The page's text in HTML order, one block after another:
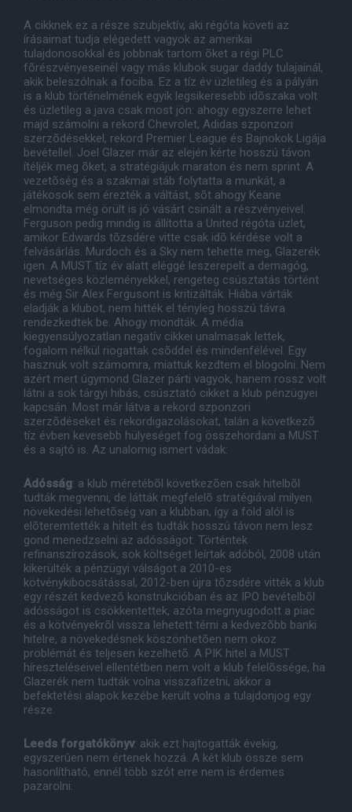
A cikknek ez a része szubjektív, aki régóta követi az
írásaimat tudja elégedett vagyok az amerikai
tulajdonosokkal és jobbnak tartom õket a régi PLC
fõrészvényeseinél vagy más klubok sugar daddy tulajainál,
akik beleszólnak a fociba. Ez a tíz év üzletileg és a pályán
is a klub történelmének egyik legsikeresebb idõszaka volt
és üzletileg a java csak most jön: ahogy egyszerre lehet
majd számolni a rekord Chevrolet, Adidas szponzori
szerzõdésekkel, rekord Premier League és Bajnokok Ligája
bevétellel. Joel Glazer már az elején kérte hosszú távon
ítéljék meg õket, a stratégiájuk maraton és nem sprint. A
vezetõség és a szakmai stáb folytatta a munkát, a
játékosok sem érezték a váltást, sõt ahogy Keane
elmondta még örült is jó vásárt csinált a részvényeivel.
Ferguson pedig mindig is állította a United régóta üzlet,
amikor Edwards tõzsdére vitte csak idõ kérdése volt a
felvásárlás. Murdoch és a Sky nem tehette meg, Glazerék
igen. A MUST tíz év alatt eléggé leszerepelt a demagóg,
nevetséges közleményekkel, rengeteg csúsztatás történt
és még Sir Alex Fergusont is kritizálták. Hiába várták
eladják a klubot, nem hitték el tényleg hosszú távra
rendezkedtek be. Ahogy mondták. A média
kiegyensúlyozatlan negatív cikkei unalmasak lettek,
fogalom nélkül riogattak csõddel és mindenfélével. Egy
hasznuk volt számomra, miattuk kezdtem el blogolni. Nem
azért mert úgymond Glazer párti vagyok, hanem rossz volt
látni a sok tárgyi hibás, csúsztató cikket a klub pénzügyei
kapcsán. Most már látva a rekord szponzori
szerzõdéseket és rekordigazolásokat, talán a következõ
tíz évben kevesebb hülyeséget fog összehordani a MUST
és a sajtó is. Az unalomig ismert vádak:
Adósság: a klub méretébõl következõen csak hitelbõl
tudták megvenni, de látták megfelelõ stratégiával milyen
növekedési lehetõség van a klubban, így a föld alól is
elõteremtették a hitelt és tudták hosszú távon nem lesz
gond menedzselni az adósságot. Történtek
refinanszírozások, sok költséget leírtak adóból, 2008 után
kikerülték a pénzügyi válságot a 2010-es
kötvénykibocsátással, 2012-ben újra tõzsdére vitték a klub
egy részét kedvezõ konstrukcióban és az IPO bevételbõl
adósságot is csökkentettek, azóta megnyugodott a piac
és a kötvényekrõl vissza lehetett térni a kedvezõbb banki
hitelre, a növekedésnek köszönhetõen nem okoz
problémát és teljesen kezelhetõ. A PIK hitel a MUST
híreszteléseivel ellentétben nem volt a klub felelõssége, ha
Glazerék nem tudták volna visszafizetni, akkor a
befektetési alapok kezébe került volna a tulajdonjog egy
része.
Leeds forgatókönyv: akik ezt hajtogatták évekig,
egyszerûen nem értenek hozzá. A két klub össze sem
hasonlítható, ennél több szót erre nem is érdemes
pazarolni.